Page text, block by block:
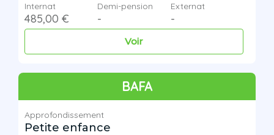
Internat
485,00 €
Demi-pension
-
Externat
-
Voir
BAFA
Approfondissement
Petite enfance